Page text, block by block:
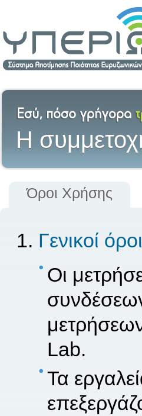
H
Όροι Χρήσης
Γενικοί
Οι
Lab.
Τα